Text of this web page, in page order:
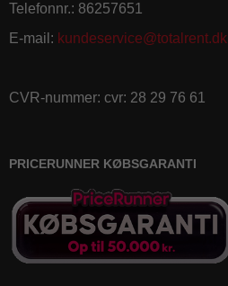
Telefonnr.: 86257651
E-mail : kundeservice@totalrent.dk
CVR-nummer: cvr: 28 29 76 61
PRICERUNNER KØBSGARANTI